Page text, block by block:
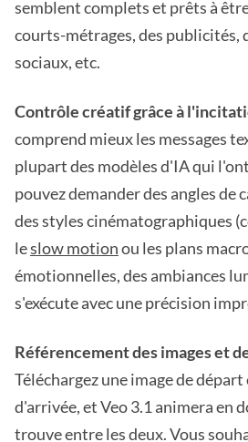
semblent complets et prêts à
courts-métrages, des publicités,
sociaux, etc.
Contrôle créatif grâce à
comprend mieux les messages
plupart des modèles d'IA qui
pouvez demander des angles de
des styles cinématographiques
leslow motionou les plans
émotionnelles, des ambiances
s'exécute avec une précision
Référencement des images et
Téléchargez une image de
d'arrivée, et Veo 3.1 animera en
trouve entre les deux. Vous